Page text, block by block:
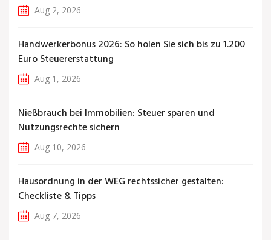
Aug 2, 2026
Handwerkerbonus 2026: So holen Sie sich bis zu 1.200
Euro Steuererstattung
Aug 1, 2026
Nießbrauch bei Immobilien: Steuer sparen und
Nutzungsrechte sichern
Aug 10, 2026
Hausordnung in der WEG rechtssicher gestalten:
Checkliste & Tipps
Aug 7, 2026